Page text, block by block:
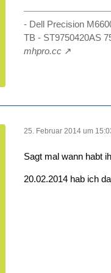
- Dell Precision
TB - ST9750420AS
mhpro.cc
25. Februar 2014 um
Sagt mal wann habt
20.02.2014 hab ich